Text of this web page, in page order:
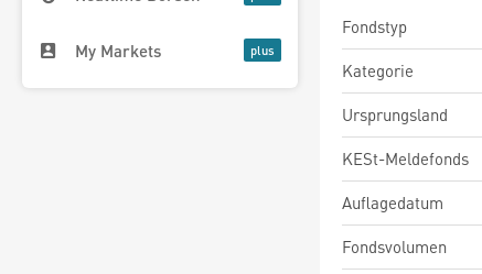
My Markets
Fondstyp
Kategorie
Ursprungsland
KESt-Meldefonds
Auflagedatum
Fondsvolumen